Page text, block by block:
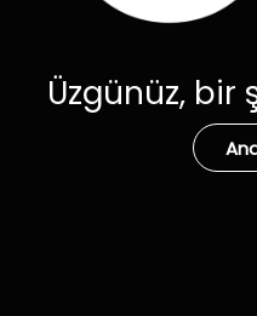
Üzgünüz, bir